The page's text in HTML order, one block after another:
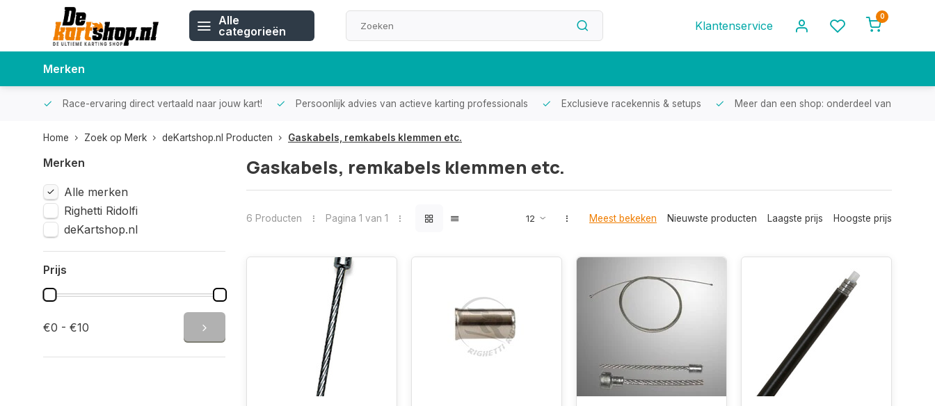
Alle
categorieën
Klantenservice
0
Merken
Race-ervaring direct vertaald naar jouw kart! Persoonlijk advies van actieve karting professionals Exclusieve racekennis & setups Meer dan een shop: onderdeel van een
Home Zoek op Merk deKartshop.nl Producten Gaskabels, remkabels klemmen etc.
Merken
Alle merken
Righetti Ridolfi
deKartshop.nl
Prijs
€0 - €10
Gaskabels, remkabels klemmen etc.
6 Producten Pagina 1 van 1 Meest bekeken Nieuwste producten Laagste prijs Hoogste prijs